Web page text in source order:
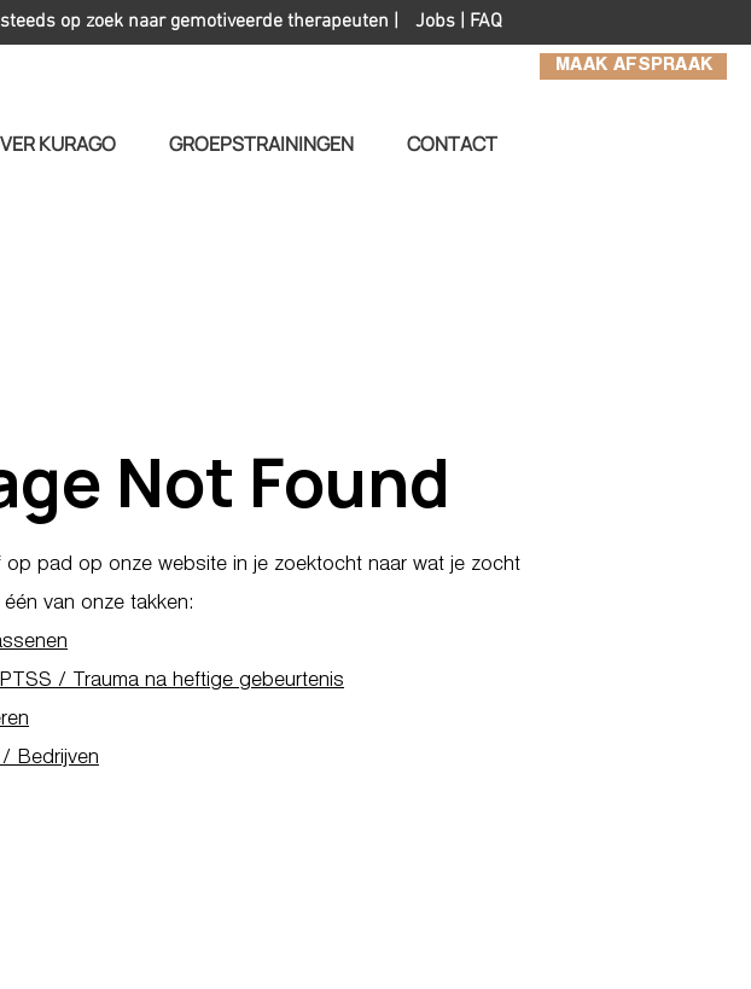
MAAK AFSPRAAK
Jobs | FAQ
op zoek naar gemotiveerde therapeuten |
KURAGO GROEPSTRAININGEN CONTACT
Not Found
op pad op onze website in je zoektocht naar wat je zocht
van onze takken:
/ Trauma na heftige gebeurtenis
Bedrijven